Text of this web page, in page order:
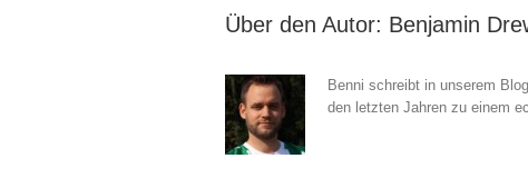
Über den Autor: Benjamin
Benni schreibt in unserem
den letzten Jahren zu einem